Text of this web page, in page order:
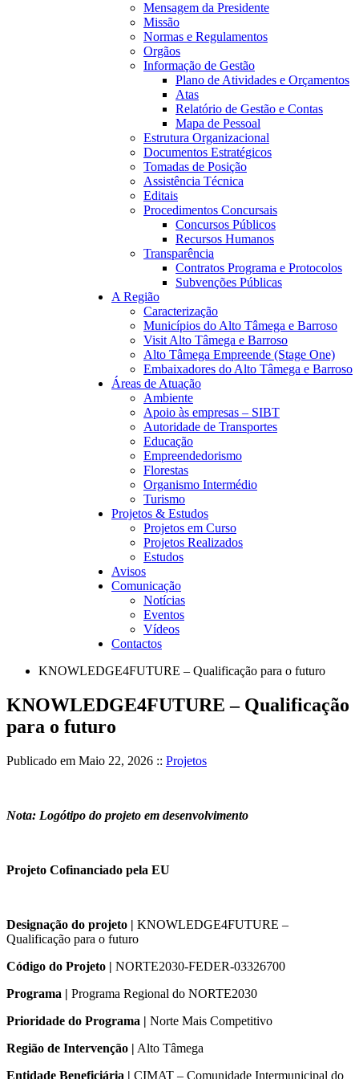
Mensagem da Presidente
Missão
Normas e Regulamentos
Orgãos
Informação de Gestão
Plano de Atividades e Orçamentos
Atas
Relatório de Gestão e Contas
Mapa de Pessoal
Estrutura Organizacional
Documentos Estratégicos
Tomadas de Posição
Assistência Técnica
Editais
Procedimentos Concursais
Concursos Públicos
Recursos Humanos
Transparência
Contratos Programa e Protocolos
Subvenções Públicas
A Região
Caracterização
Municípios do Alto Tâmega e Barroso
Visit Alto Tâmega e Barroso
Alto Tâmega Empreende (Stage One)
Embaixadores do Alto Tâmega e Barroso
Áreas de Atuação
Ambiente
Apoio às empresas – SIBT
Autoridade de Transportes
Educação
Empreendedorismo
Florestas
Organismo Intermédio
Turismo
Projetos & Estudos
Projetos em Curso
Projetos Realizados
Estudos
Avisos
Comunicação
Notícias
Eventos
Vídeos
Contactos
KNOWLEDGE4FUTURE – Qualificação para o futuro
KNOWLEDGE4FUTURE – Qualificação
para o futuro
Publicado em Maio 22, 2026 :: Projetos
Nota: Logótipo do projeto em desenvolvimento
Projeto Cofinanciado pela EU
Designação do projeto | KNOWLEDGE4FUTURE –
Qualificação para o futuro
Código do Projeto | NORTE2030-FEDER-03326700
Programa | Programa Regional do NORTE2030
Prioridade do Programa | Norte Mais Competitivo
Região de Intervenção | Alto Tâmega
Entidade Beneficiária | CIMAT – Comunidade Intermunicipal do